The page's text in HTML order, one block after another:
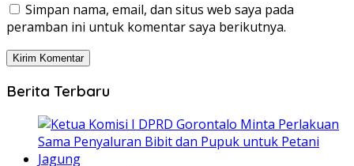
Simpan nama, email, dan situs web saya pada
peramban ini untuk komentar saya berikutnya.
Berita Terbaru